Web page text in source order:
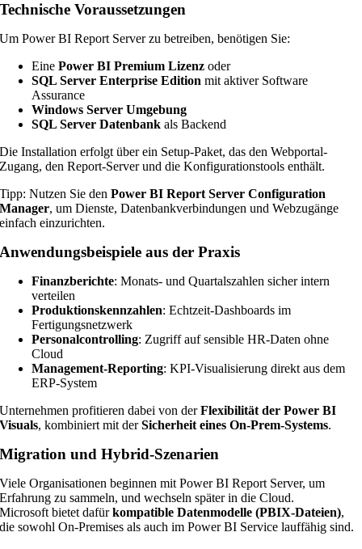
Technische Voraussetzungen
Um Power BI Report Server zu betreiben, benötigen Sie:
EinePower BI Premium Lizenz oder
SQL Server Enterprise Edition mit aktiver Software
Assurance
Windows Server Umgebung
SQL Server Datenbank als Backend
Die Installation erfolgt über ein Setup-Paket, das den Webportal-
Zugang, den Report-Server und die Konfigurationstools enthält.
Tipp: Nutzen Sie denPower BI Report Server Configuration
Manager, um Dienste, Datenbankverbindungen und Webzugänge
einfach einzurichten.
Anwendungsbeispiele aus der Praxis
Finanzberichte: Monats- und Quartalszahlen sicher intern
verteilen
Produktionskennzahlen: Echtzeit-Dashboards im
Fertigungsnetzwerk
Personalcontrolling: Zugriff auf sensible HR-Daten ohne
Cloud
Management-Reporting: KPI-Visualisierung direkt aus dem
ERP-System
Unternehmen profitieren dabei von derFlexibilität der Power BI
Visuals, kombiniert mit derSicherheit eines On-Prem-Systems.
Migration und Hybrid-Szenarien
Viele Organisationen beginnen mit Power BI Report Server, um
Erfahrung zu sammeln, und wechseln später in die Cloud.
Microsoft bietet dafürkompatible Datenmodelle (PBIX-Dateien),
die sowohl On-Premises als auch im Power BI Service lauffähig sind.